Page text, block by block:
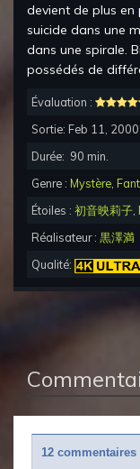
devient de plus
suicide dans une
dans une spirale.
possédés de
Évaluation :
Sortie: Feb 11, 2000
Durée: 90 min.
Genre : Mystère
Étoiles : 初音映莉子
Réalisateur : 黒澤満
Qualité:
12 commentaires